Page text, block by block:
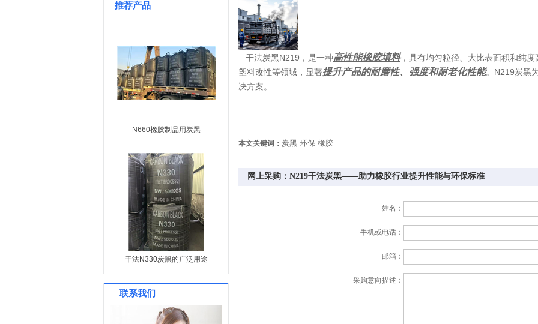
推荐产品
N660橡胶制品用炭黑
干法N330炭黑的广泛用途
联系我们
干法炭黑N219，是一种高性能橡胶填料，具有均匀粒径、大比表面积和纯
塑料改性等领域，显著提升产品的耐磨性、强度和耐老化性能。N219炭黑
决方案。
本文关键词： 炭黑 环保 橡胶
网上采购：N219干法炭黑——助力橡胶行业提升性能与环保标准
姓名：
手机或电话：
邮箱：
采购意向描述：